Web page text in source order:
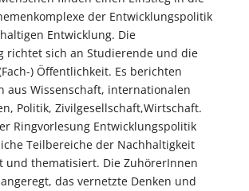
der Entwicklungspolitik
Entwicklung. Die
richtet sich an Studierende und die
) Öffentlichkeit. Es berichten
aus Wissenschaft, internationalen
Politik, Zivilgesellschaft,Wirtschaft.
Ringvorlesung Entwicklungspolitik
Teilbereiche der Nachhaltigkeit
und thematisiert. Die ZuhörerInnen
das vernetzte Denken und